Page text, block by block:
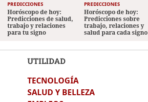
PREDICCIONES
Horóscopo de hoy:
Predicciones de salud,
trabajo y relaciones
para tu signo
PREDICCIONES
Horóscopo de hoy:
Predicciones sobre
trabajo, relaciones y
salud para cada signo
UTILIDAD
TECNOLOGÍA
SALUD Y BELLEZA